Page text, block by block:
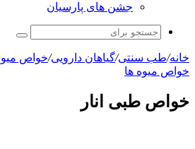
جشن های پارسیان
جستجو
خانه/طب سنتی/گیاهان دارویی/خواص
خواص میوه ها
خواص طبی انار